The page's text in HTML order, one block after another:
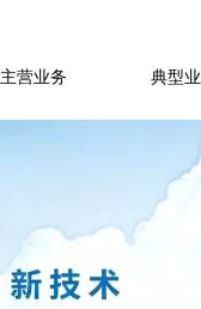
主营业务 典型